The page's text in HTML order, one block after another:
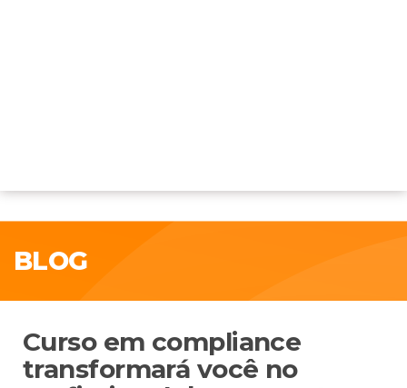
BLOG
Curso em compliance
transformará você no